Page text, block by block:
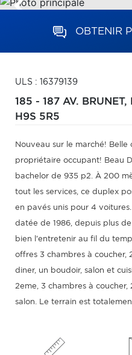
OBTENIR
ULS : 16379139
185 - 187 AV. BRUNET,
H9S 5R5
Nouveau sur le marché!
propriétaire occupant! Beau
bachelor de 935 p2. À 200
tout les services, ce duplex
en pavés unis pour 4
datée de 1986, depuis plus
bien l'entretenir au fil du
offres 3 chambres à coucher,
diner, un boudoir, salon et
2eme, 3 chambres à coucher,
salon. Le terrain est